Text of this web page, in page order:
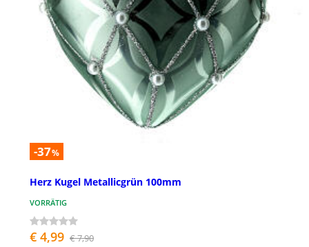
-37%
Herz Kugel Metallicgrün 100mm
VORRÄTIG
€ 4,99 € 7,90